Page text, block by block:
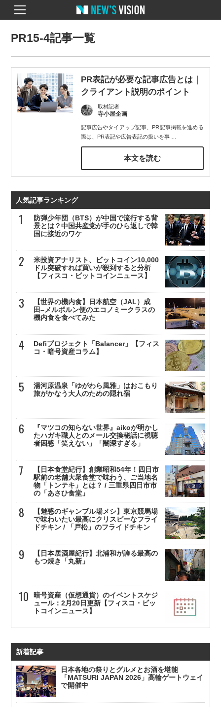
PR15-4記事一覧
PR表記が必要な記事広告とは｜
クライアント説明のポイント
取材記者
寺小屋企画
記事広告やタイアップ記事、PR記事掲載を進める
際は、PR表記や広告表記の扱いを事…
本文を読む
人気記事ランキング
防弾少年団（BTS）が中国で流行する背
景とは？中国共産党が手のひら返しで韓
国に接近のワケ
米投資アナリスト、ビットコイン10,000
ドル突破すれば買いが殺到すると分析
【フィスコ・ビットコインニュース】
【世界の機内食】日本航空（JAL）成
田–メルボルン便のエコノミークラスの
機内食を食べてみた
Defiプロジェクト「Balancer」【フィス
コ・暗号資産コラム】
湯河原温泉「ゆがわら風雅」はおこもり
旅がかなう大人のための隠れ宿
『マツコの知らない世界』aikoが明かし
たハガキ職人とのメール交換秘話に視聴
者困惑「笑えない」「闇深すぎる」
【日本食堂紀行】創業昭和54年！四日市
駅前の老舗大衆食堂で味わう、ご当地名
物「トンテキ」とは？ / 三重県四日市市
の「あさひ食堂」
【魅惑のギャンブル場メシ】東京競馬場
で味わいたい最高にクリスピーなフライ
ドチキン / 「戸松」のフライドチキン
【日本居酒屋紀行】北浦和が誇る最高の
もつ焼き「丸新」
暗号資産（仮想通貨）のイベントスケジ
ュール：2月20日更新【フィスコ・ビッ
トコインニュース】
新着記事
日本各地の祭りとグルメとお酒を堪能
「MATSURI JAPAN 2026」高輪ゲートウェイ
で開催中